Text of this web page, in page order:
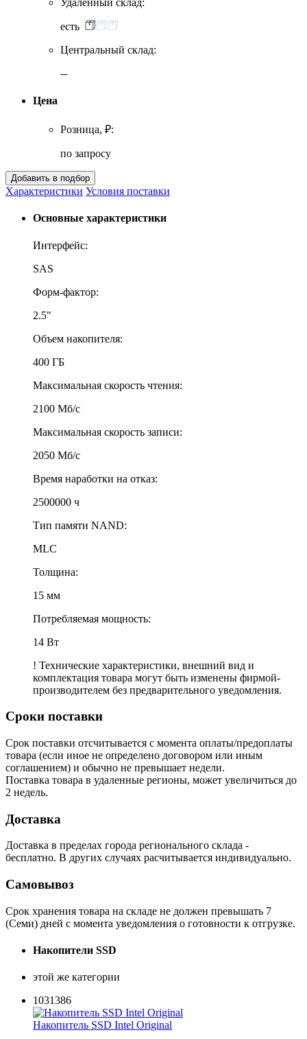
Удаленный склад:
есть
Центральный склад:
--
Цена
Розница, ₽:
по запросу
Характеристики Условия поставки
Основные характеристики
Интерфейс:
SAS
Форм-фактор:
2.5"
Объем накопителя:
400 ГБ
Максимальная скорость чтения:
2100 Мб/с
Максимальная скорость записи:
2050 Мб/с
Время наработки на отказ:
2500000 ч
Тип памяти NAND:
MLC
Толщина:
15 мм
Потребляемая мощность:
14 Вт
! Технические характеристики, внешний вид и
комплектация товара могут быть изменены фирмой-
производителем без предварительного уведомления.
Сроки поставки
Срок поставки отсчитывается с момента оплаты/предоплаты
товара (если иное не определено договором или иным
соглашением) и обычно не превышает недели.
Поставка товара в удаленные регионы, может увеличиться до
2 недель.
Доставка
Доставка в пределах города регионального склада -
бесплатно. В других случаях расчитывается индивидуально.
Самовывоз
Срок хранения товара на складе не должен превышать 7
(Семи) дней с момента уведомления о готовности к отгрузке.
Накопители SSD
этой же категории
1031386
Накопитель SSD Intel Original